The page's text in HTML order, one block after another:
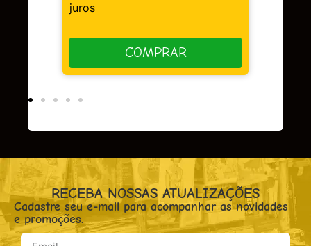
juros
COMPRAR
RECEBA NOSSAS ATUALIZAÇÕES
Cadastre seu e-mail para acompanhar as novidades
e promoções.